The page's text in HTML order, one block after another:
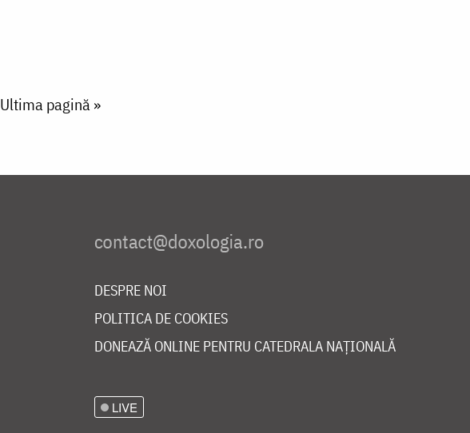
Last page
Ultima pagină »
DESPRE NOI
POLITICA DE COOKIES
DONEAZĂ ONLINE PENTRU CATEDRALA NAȚIONALĂ
LIVE